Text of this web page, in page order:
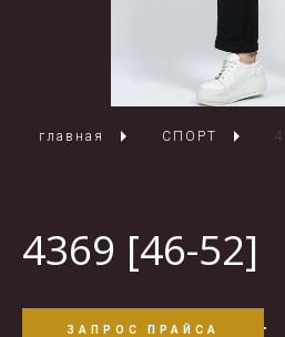
главная СПОРТ
4369 [46-52]
ЗАПРОС ПРАЙСА